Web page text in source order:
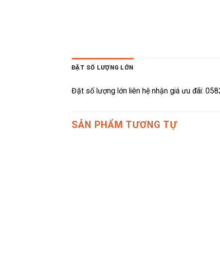
ĐẶT SỐ LƯỢNG LỚN
Đặt số lượng lớn liên hệ nhận giá ưu đãi:
SẢN PHẨM TƯƠNG TỰ